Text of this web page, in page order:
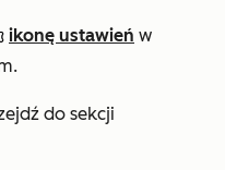
ikonę ustawień w
do sekcji